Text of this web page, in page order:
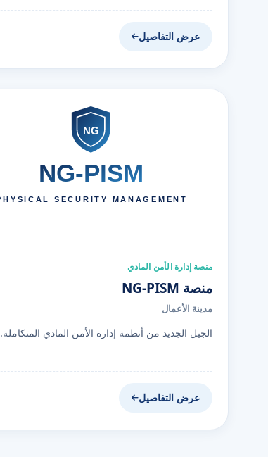
عرض التفاصيل
منصة إدارة الأمن المادي
منصة NG-PISM
مدينة الأعمال
الجيل الجديد من أنظمة إدارة الأمن المادي المتكاملة.
عرض التفاصيل